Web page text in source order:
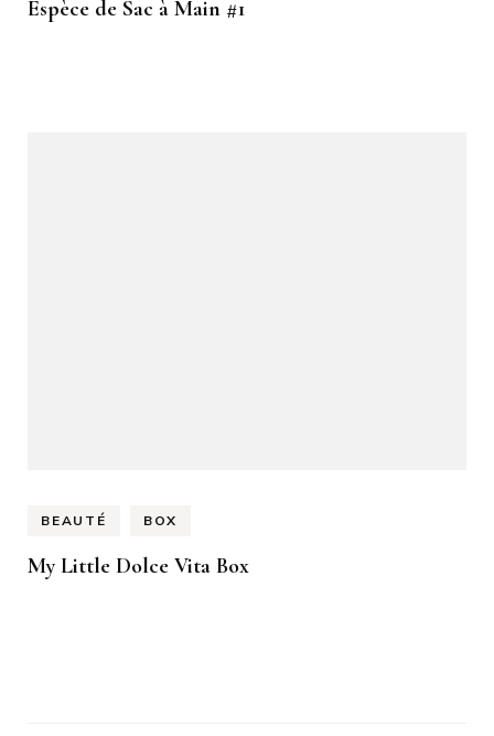
Espèce de Sac à Main #1
BEAUTÉ BOX
My Little Dolce Vita Box